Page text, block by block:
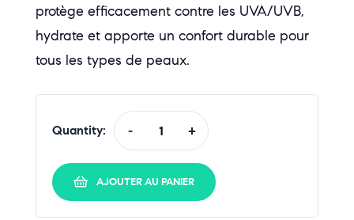
protège efficacement contre les UVA/UVB,
hydrate et apporte un confort durable pour
tous les types de peaux.
Quantity: - +
AJOUTER AU PANIER